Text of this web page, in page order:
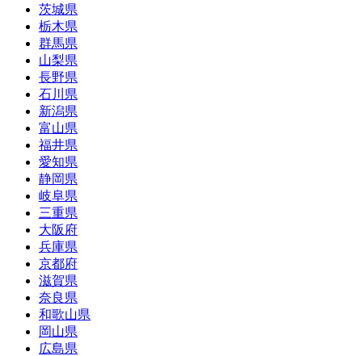
茨城県
栃木県
群馬県
山梨県
長野県
石川県
新潟県
富山県
福井県
愛知県
静岡県
岐阜県
三重県
大阪府
兵庫県
京都府
滋賀県
奈良県
和歌山県
岡山県
広島県